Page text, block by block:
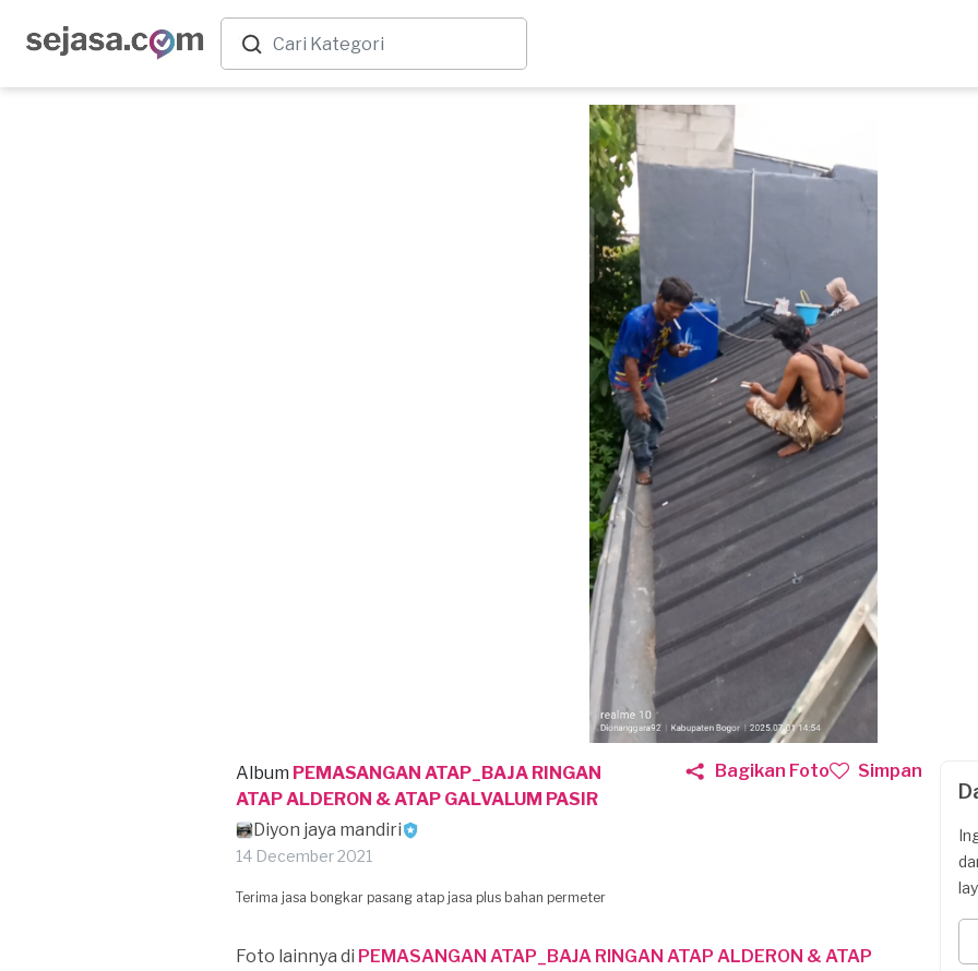
Album PEMASANGAN ATAP_BAJA RINGAN
ATAP ALDERON & ATAP GALVALUM PASIR
Diyon jaya mandiri
14 December 2021
Bagikan Foto Simpan
Terima jasa bongkar pasang atap jasa plus bahan permeter
Foto lainnya di PEMASANGAN ATAP_BAJA RINGAN ATAP ALDERON & ATAP